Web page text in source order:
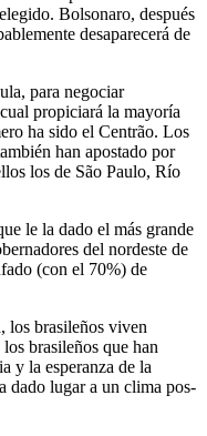
Bolsonaro, después
desaparecerá de
para negociar
propiciará la mayoría
ha sido el Centrão. Los
han apostado por
los de São Paulo, Río
le la dado el más grande
del nordeste de
(con el 70%) de
los brasileños viven
brasileños que han
y la esperanza de la
dado lugar a un clima pos-